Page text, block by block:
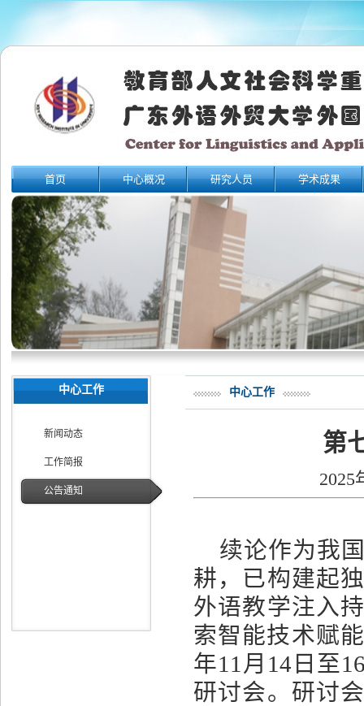
首页 中心概况 研究人员 学术成果
中心工作
新闻动态
工作简报
公告通知
中心工作
第
2025
续论作为我
耕，已构建起
外语教学注入
索智能技术赋
年11 月 14 日至
研讨会。研讨